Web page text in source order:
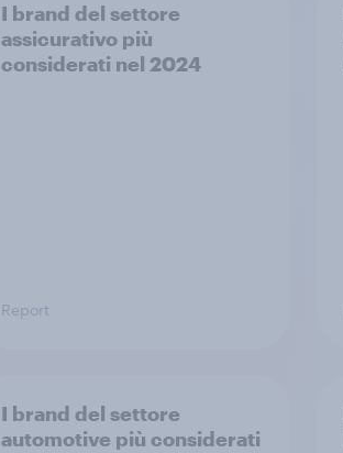
I brand del settore
assicurativo più
considerati nel 2024
Report
I brand del settore
automotive più considerati